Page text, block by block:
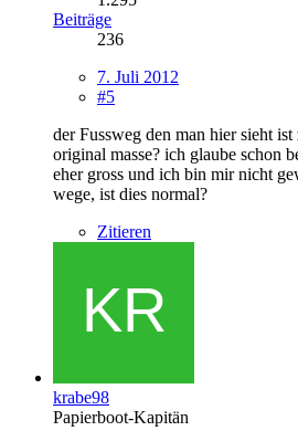
Beiträge
236
7. Juli 2012
#5
der Fussweg den man hier sieht
original masse? ich glaube schon
eher gross und ich bin mir nicht
wege, ist dies normal?
Zitieren
krabe98
Papierboot-Kapitän